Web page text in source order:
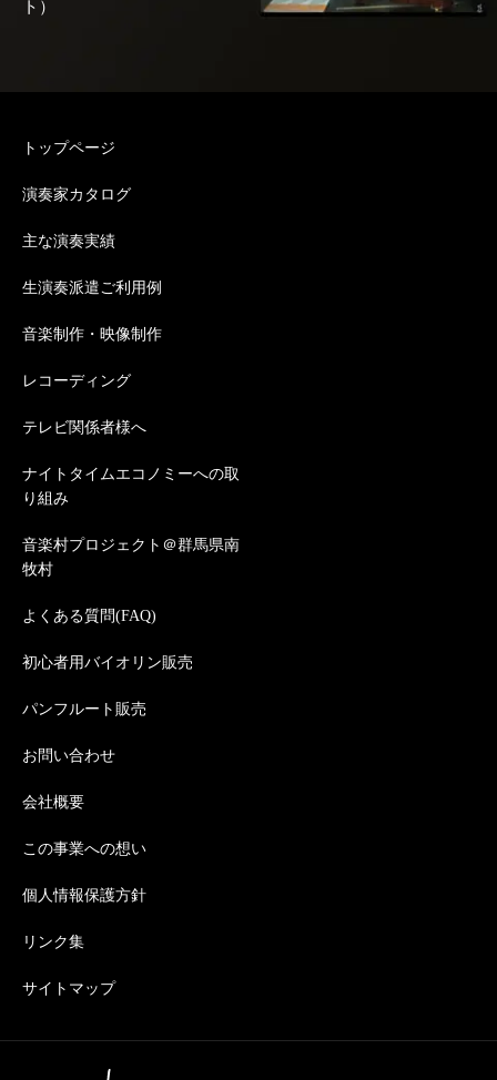
ト）
トップページ
演奏家カタログ
主な演奏実績
生演奏派遣ご利用例
音楽制作・映像制作
レコーディング
テレビ関係者様へ
ナイトタイムエコノミーへの取
り組み
音楽村プロジェクト＠群馬県南
牧村
よくある質問(FAQ)
初心者用バイオリン販売
パンフルート販売
お問い合わせ
会社概要
この事業への想い
個人情報保護方針
リンク集
サイトマップ